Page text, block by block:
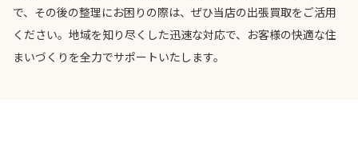
で、その後の整理にお困りの際は、ぜひ当店の出張買取をご活用
ください。地域を知り尽くした迅速な対応で、お客様の快適な住
まいづくりを全力でサポートいたします。